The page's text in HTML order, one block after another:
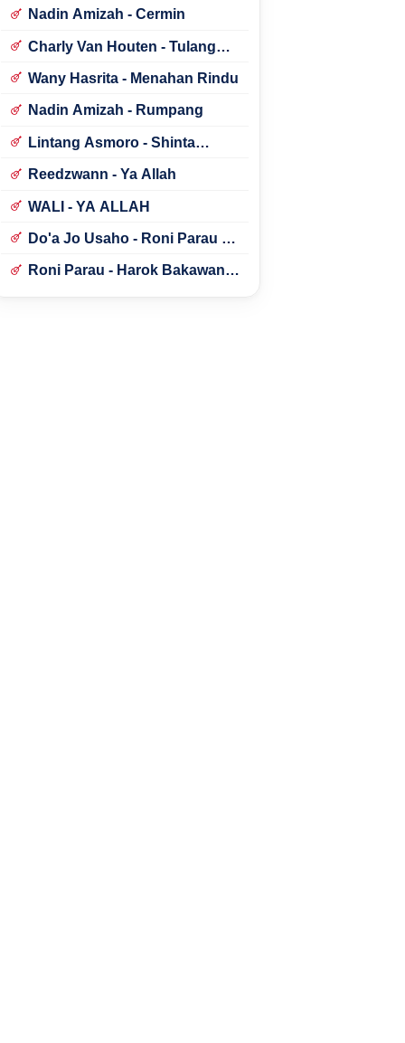
Nadin Amizah - Cermin
Charly Van Houten - Tulang
Wany Hasrita - Menahan Rindu
Nadin Amizah - Rumpang
Lintang Asmoro - Shinta
Reedzwann - Ya Allah
WALI - YA ALLAH
Do'a Jo Usaho - Roni Parau ft.
Roni Parau - Harok Bakawan